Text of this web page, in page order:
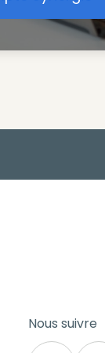
votre
Nous suivre